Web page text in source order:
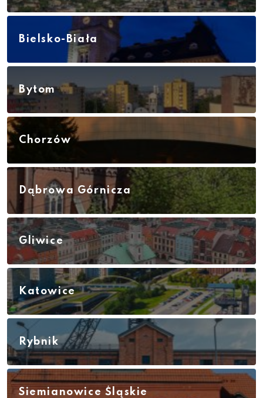
Bielsko-Biała
Bytom
Chorzów
Dąbrowa Górnicza
Gliwice
Katowice
Rybnik
Siemianowice Śląskie